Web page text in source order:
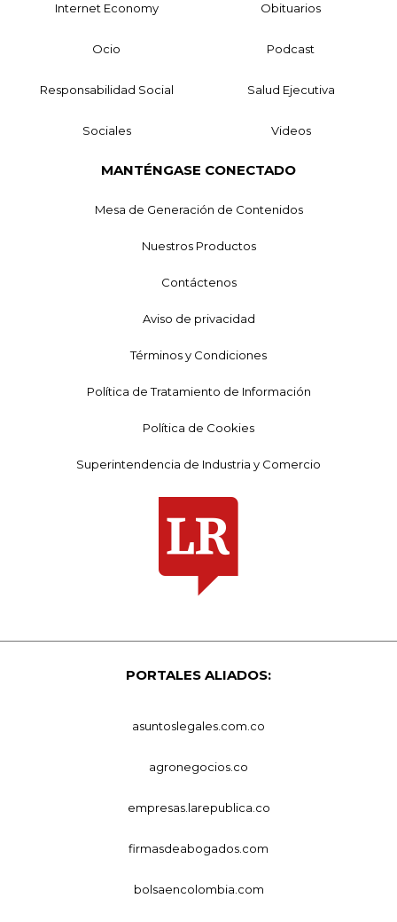
Internet Economy Obituarios
Ocio Podcast
Responsabilidad Social Salud Ejecutiva
Sociales Videos
MANTÉNGASE CONECTADO
Mesa de Generación de Contenidos
Nuestros Productos
Contáctenos
Aviso de privacidad
Términos y Condiciones
Política de Tratamiento de Información
Política de Cookies
Superintendencia de Industria y Comercio
PORTALES ALIADOS:
asuntoslegales.com.co
agronegocios.co
empresas.larepublica.co
firmasdeabogados.com
bolsaencolombia.com